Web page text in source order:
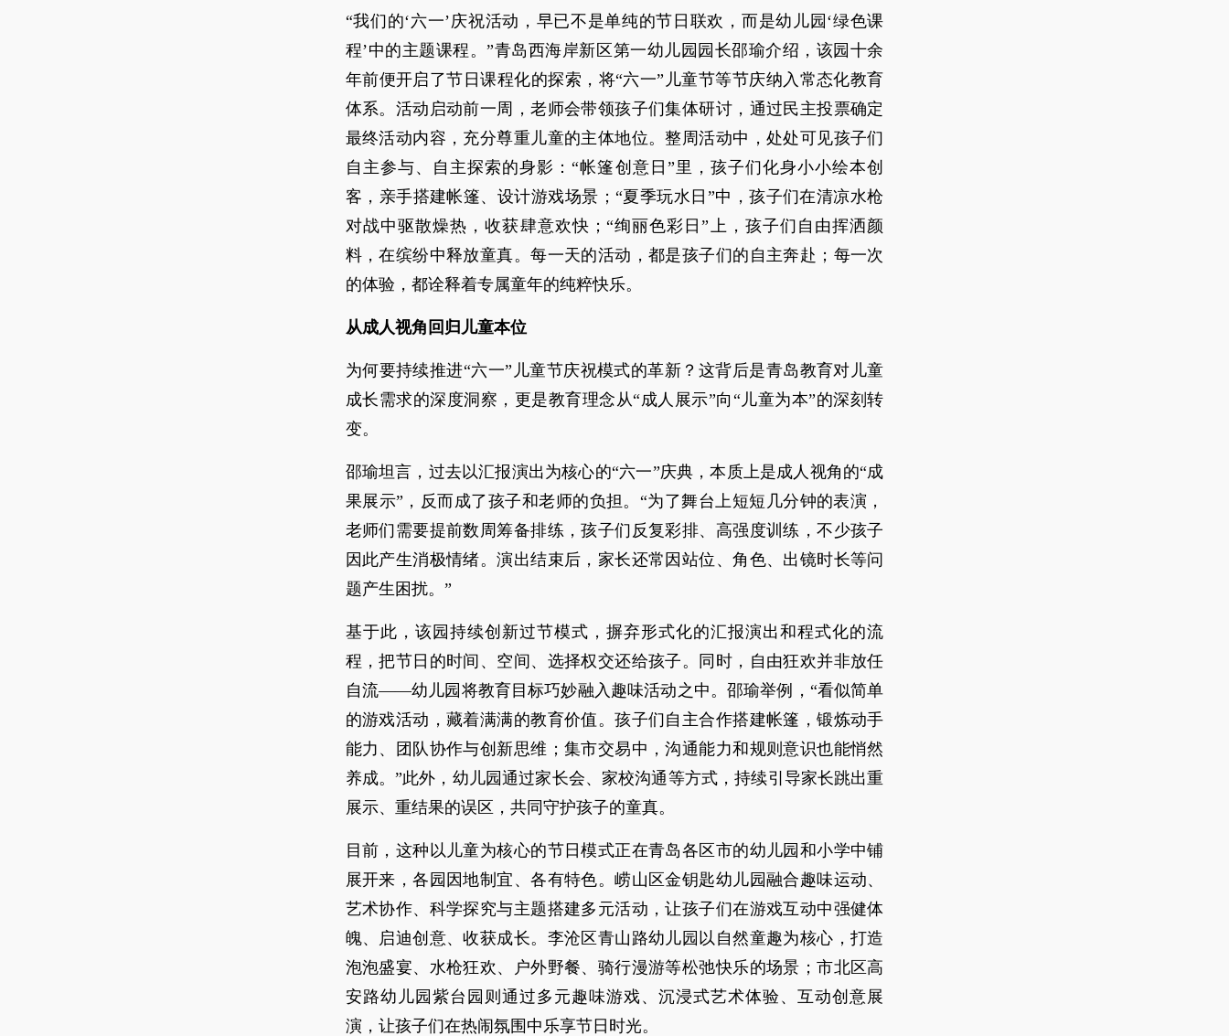
“我们的‘六一’庆祝活动，早已不是单纯的节日联欢，而是幼儿园‘绿色课
程’中的主题课程。”青岛西海岸新区第一幼儿园园长邵瑜介绍，该园十余
年前便开启了节日课程化的探索，将“六一”儿童节等节庆纳入常态化教育
体系。活动启动前一周，老师会带领孩子们集体研讨，通过民主投票确定
最终活动内容，充分尊重儿童的主体地位。整周活动中，处处可见孩子们
自主参与、自主探索的身影：“帐篷创意日”里，孩子们化身小小绘本创
客，亲手搭建帐篷、设计游戏场景；“夏季玩水日”中，孩子们在清凉水枪
对战中驱散燥热，收获肆意欢快；“绚丽色彩日”上，孩子们自由挥洒颜
料，在缤纷中释放童真。每一天的活动，都是孩子们的自主奔赴；每一次
的体验，都诠释着专属童年的纯粹快乐。
从成人视角回归儿童本位
为何要持续推进“六一”儿童节庆祝模式的革新？这背后是青岛教育对儿童
成长需求的深度洞察，更是教育理念从“成人展示”向“儿童为本”的深刻转
变。
邵瑜坦言，过去以汇报演出为核心的“六一”庆典，本质上是成人视角的“成
果展示”，反而成了孩子和老师的负担。“为了舞台上短短几分钟的表演，
老师们需要提前数周筹备排练，孩子们反复彩排、高强度训练，不少孩子
因此产生消极情绪。演出结束后，家长还常因站位、角色、出镜时长等问
题产生困扰。”
基于此，该园持续创新过节模式，摒弃形式化的汇报演出和程式化的流
程，把节日的时间、空间、选择权交还给孩子。同时，自由狂欢并非放任
自流——幼儿园将教育目标巧妙融入趣味活动之中。邵瑜举例，“看似简单
的游戏活动，藏着满满的教育价值。孩子们自主合作搭建帐篷，锻炼动手
能力、团队协作与创新思维；集市交易中，沟通能力和规则意识也能悄然
养成。”此外，幼儿园通过家长会、家校沟通等方式，持续引导家长跳出重
展示、重结果的误区，共同守护孩子的童真。
目前，这种以儿童为核心的节日模式正在青岛各区市的幼儿园和小学中铺
展开来，各园因地制宜、各有特色。崂山区金钥匙幼儿园融合趣味运动、
艺术协作、科学探究与主题搭建多元活动，让孩子们在游戏互动中强健体
魄、启迪创意、收获成长。李沧区青山路幼儿园以自然童趣为核心，打造
泡泡盛宴、水枪狂欢、户外野餐、骑行漫游等松弛快乐的场景；市北区高
安路幼儿园紫台园则通过多元趣味游戏、沉浸式艺术体验、互动创意展
演，让孩子们在热闹氛围中乐享节日时光。